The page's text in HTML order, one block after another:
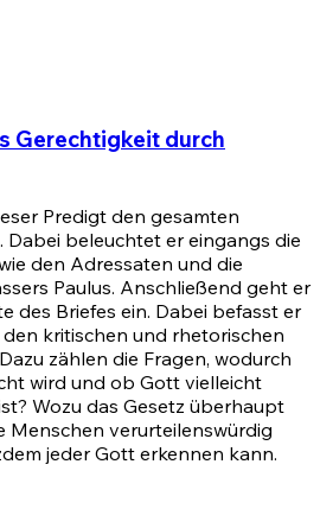
Gerechtigkeit durch
Predigt den gesamten
Dabei beleuchtet er eingangs die
den Adressaten und die
Paulus. Anschließend geht er
des Briefes ein. Dabei befasst er
kritischen und rhetorischen
zählen die Fragen, wodurch
wird und ob Gott vielleicht
Wozu das Gesetz überhaupt
Menschen verurteilenswürdig
jeder Gott erkennen kann.